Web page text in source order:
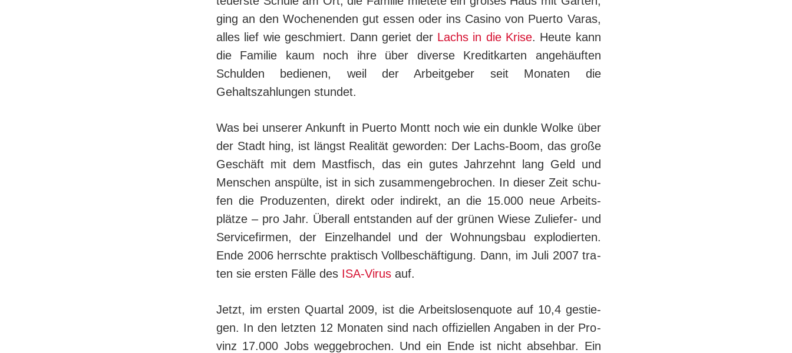
ging an den Wo­chen­en­den gut essen oder ins Casino von Puerto Varas,
alles lief wie ge­schmiert. Dann geriet der Lachs in die Krise. Heute kann
die Familie kaum noch ihre über diverse Kreditkarten angehäuften
Schulden be­die­nen, weil der Arbeitgeber seit Monaten die
Gehaltszahlungen stundet.
Was bei unserer Ankunft in Puerto Montt noch wie ein dunkle Wolke über
der Stadt hing, ist längst Realität geworden: Der Lachs-Boom, das große
Geschäft mit dem Mastfisch, das ein gutes Jahrzehnt lang Geld und
Men­schen anspülte, ist in sich zusammengebrochen. In dieser Zeit schu­
fen die Pro­du­zen­ten, direkt oder indirekt, an die 15.000 neue Ar­beits­
plätze – pro Jahr. Überall entstanden auf der grünen Wiese Zu­liefer- und
Servicefirmen, der Einzelhandel und der Wohnungsbau explodierten.
Ende 2006 herrschte praktisch Voll­be­schäf­ti­gung. Dann, im Juli 2007 tra­
ten sie ersten Fälle des ISA-Virus auf.
Jetzt, im ersten Quartal 2009, ist die Arbeitslosenquote auf 10,4 ge­stie­
gen. In den letzten 12 Monaten sind nach offiziellen Angaben in der Pro­
vinz 17.000 Jobs weg­ge­bro­chen. Und ein Ende ist nicht absehbar. Ein